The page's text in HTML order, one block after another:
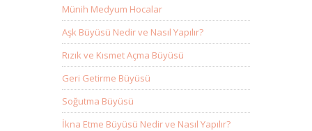
Münih Medyum Hocalar
Aşk Büyüsü Nedir ve Nasıl Yapılır?
Rızık ve Kısmet Açma Büyüsü
Geri Getirme Büyüsü
Soğutma Büyüsü
İkna Etme Büyüsü Nedir ve Nasıl Yapılır?